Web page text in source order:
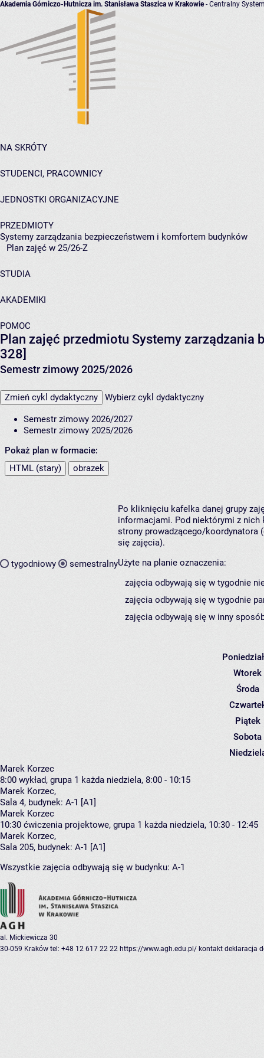
Akademia Górniczo-Hutnicza im. Stanisława Staszica w Krakowie- Centralny
NA SKRÓTY
STUDENCI, PRACOWNICY
JEDNOSTKI ORGANIZACYJNE
PRZEDMIOTY
Systemy zarządzania bezpieczeństwem i komfortem budynków
Plan zajęć w 25/26-Z
STUDIA
AKADEMIKI
POMOC
Plan zajęć przedmiotu Systemy
328]
Semestr zimowy 2025/2026
Zmień cykl dydaktyczny Wybierz cykl dydaktyczny
Semestr zimowy 2026/2027
Semestr zimowy 2025/2026
Pokaż plan w formacie:
HTML (stary)
obrazek
tygodniowy semestralny
Po kliknięciu kafelka danej grupy
informacjami. Pod niektórymi z nich
strony prowadzącego/koordynatora
się zajęcia).
Użyte na planie oznaczenia:
zajęcia odbywają się w tygodnie
zajęcia odbywają się w tygodnie
zajęcia odbywają się w inny
Wtorek
Środa
Piątek
Sobota
Marek Korzec
8:00 wykład, grupa 1 każda niedziela, 8:00 - 10:15
Marek Korzec,
Sala 4, budynek: A-1 [A1]
Marek Korzec
10:30 ćwiczenia projektowe, grupa 1 każda niedziela, 10:30 - 12:45
Marek Korzec,
Sala 205, budynek: A-1 [A1]
Wszystkie zajęcia odbywają się w budynku: A-1
al. Mickiewicza 30
30-059 Kraków tel: +48 12 617 22 22 https://www.agh.edu.pl/ kontakt deklaracja